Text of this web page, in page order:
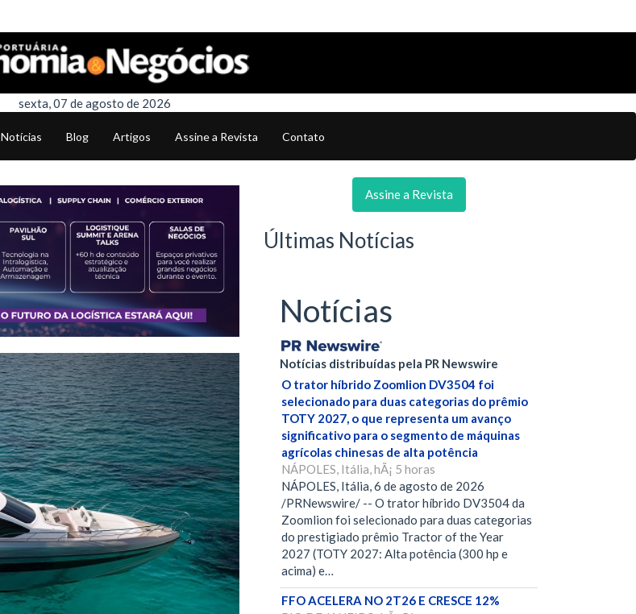
sexta, 07 de agosto de 2026
Notícias Blog Artigos Assine a Revista Contato
Assine a Revista
Últimas Notícias
Notícias
Notícias distribuídas pela PR Newswire
O trator híbrido Zoomlion DV3504 foi
selecionado para duas categorias do prêmio
TOTY 2027, o que representa um avanço
significativo para o segmento de máquinas
agrícolas chinesas de alta potência
NÁPOLES, Itália, hÃ¡ 5 horas
NÁPOLES, Itália, 6 de agosto de 2026
/PRNewswire/ -- O trator híbrido DV3504 da
Zoomlion foi selecionado para duas categorias
do prestigiado prêmio Tractor of the Year
2027 (TOTY 2027: Alta potência (300 hp e
acima) e…
FFO ACELERA NO 2T26 E CRESCE 12%